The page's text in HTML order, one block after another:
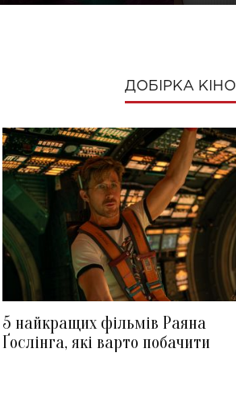
ДОБІРКА КІНО
5 найкращих фільмів Раяна
Ґослінга, які варто побачити